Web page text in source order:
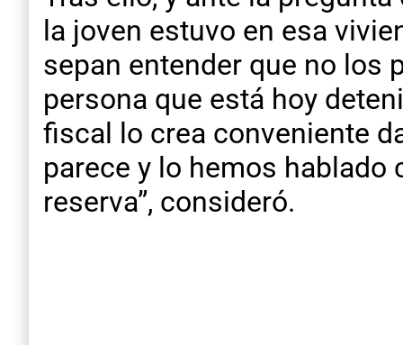
la joven estuvo en esa
sepan entender que no los
persona que está hoy
fiscal lo crea conveniente
parece y lo hemos
reserva”, consideró.